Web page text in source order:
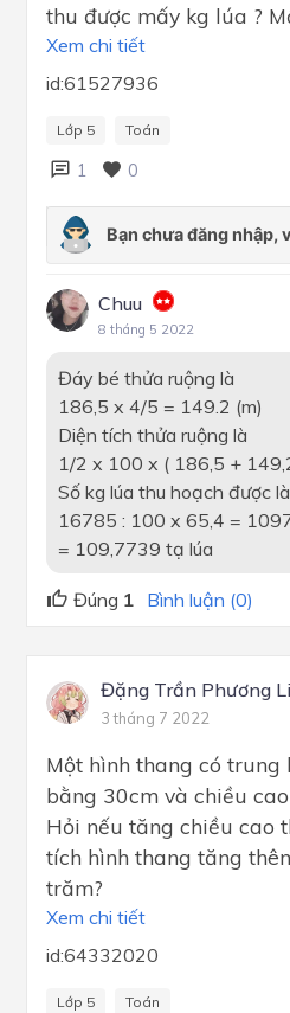
thu được mấy kg lúa ?
Xem chi tiết
id:61527936
Lớp 5 Toán
1 0
Chuu
8 tháng 5 2022
Đáy bé thửa ruộng là
186,5 x 4/5 = 149.2 (m)
Diện tích thửa ruộng là
1/2 x 100 x ( 186,5 +
Số kg lúa thu hoạch được là
16785 : 100 x 65,4 =
= 109,7739 tạ lúa
Đúng 1 Bình luận (0)
Đặng Trần Phương
3 tháng 7 2022
Một hình thang có trung
bằng 30cm và chiều
Hỏi nếu tăng chiều cao
tích hình thang tăng
trăm?
Xem chi tiết
id:64332020
Lớp 5 Toán